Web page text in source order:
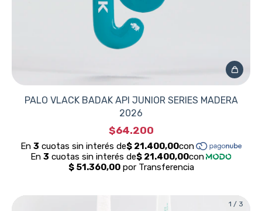
PALO VLACK BADAK API JUNIOR SERIES MADERA
2026
$64.200
1 / 3